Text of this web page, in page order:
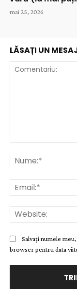
mai 25, 2026
LĂSAȚI UN
Salvați numele
browser pentru data